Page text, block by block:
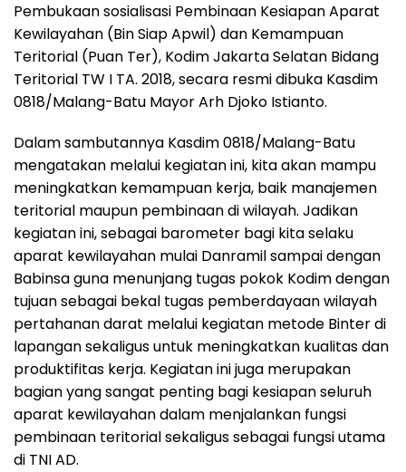
Pembukaan sosialisasi Pembinaan Kesiapan Aparat
Kewilayahan (Bin Siap Apwil) dan Kemampuan
Teritorial (Puan Ter), Kodim Jakarta Selatan Bidang
Teritorial TW I TA. 2018, secara resmi dibuka Kasdim
0818/Malang-Batu Mayor Arh Djoko Istianto.
Dalam sambutannya Kasdim 0818/Malang-Batu
mengatakan melalui kegiatan ini, kita akan mampu
meningkatkan kemampuan kerja, baik manajemen
teritorial maupun pembinaan di wilayah. Jadikan
kegiatan ini, sebagai barometer bagi kita selaku
aparat kewilayahan mulai Danramil sampai dengan
Babinsa guna menunjang tugas pokok Kodim dengan
tujuan sebagai bekal tugas pemberdayaan wilayah
pertahanan darat melalui kegiatan metode Binter di
lapangan sekaligus untuk meningkatkan kualitas dan
produktifitas kerja. Kegiatan ini juga merupakan
bagian yang sangat penting bagi kesiapan seluruh
aparat kewilayahan dalam menjalankan fungsi
pembinaan teritorial sekaligus sebagai fungsi utama
di TNI AD.